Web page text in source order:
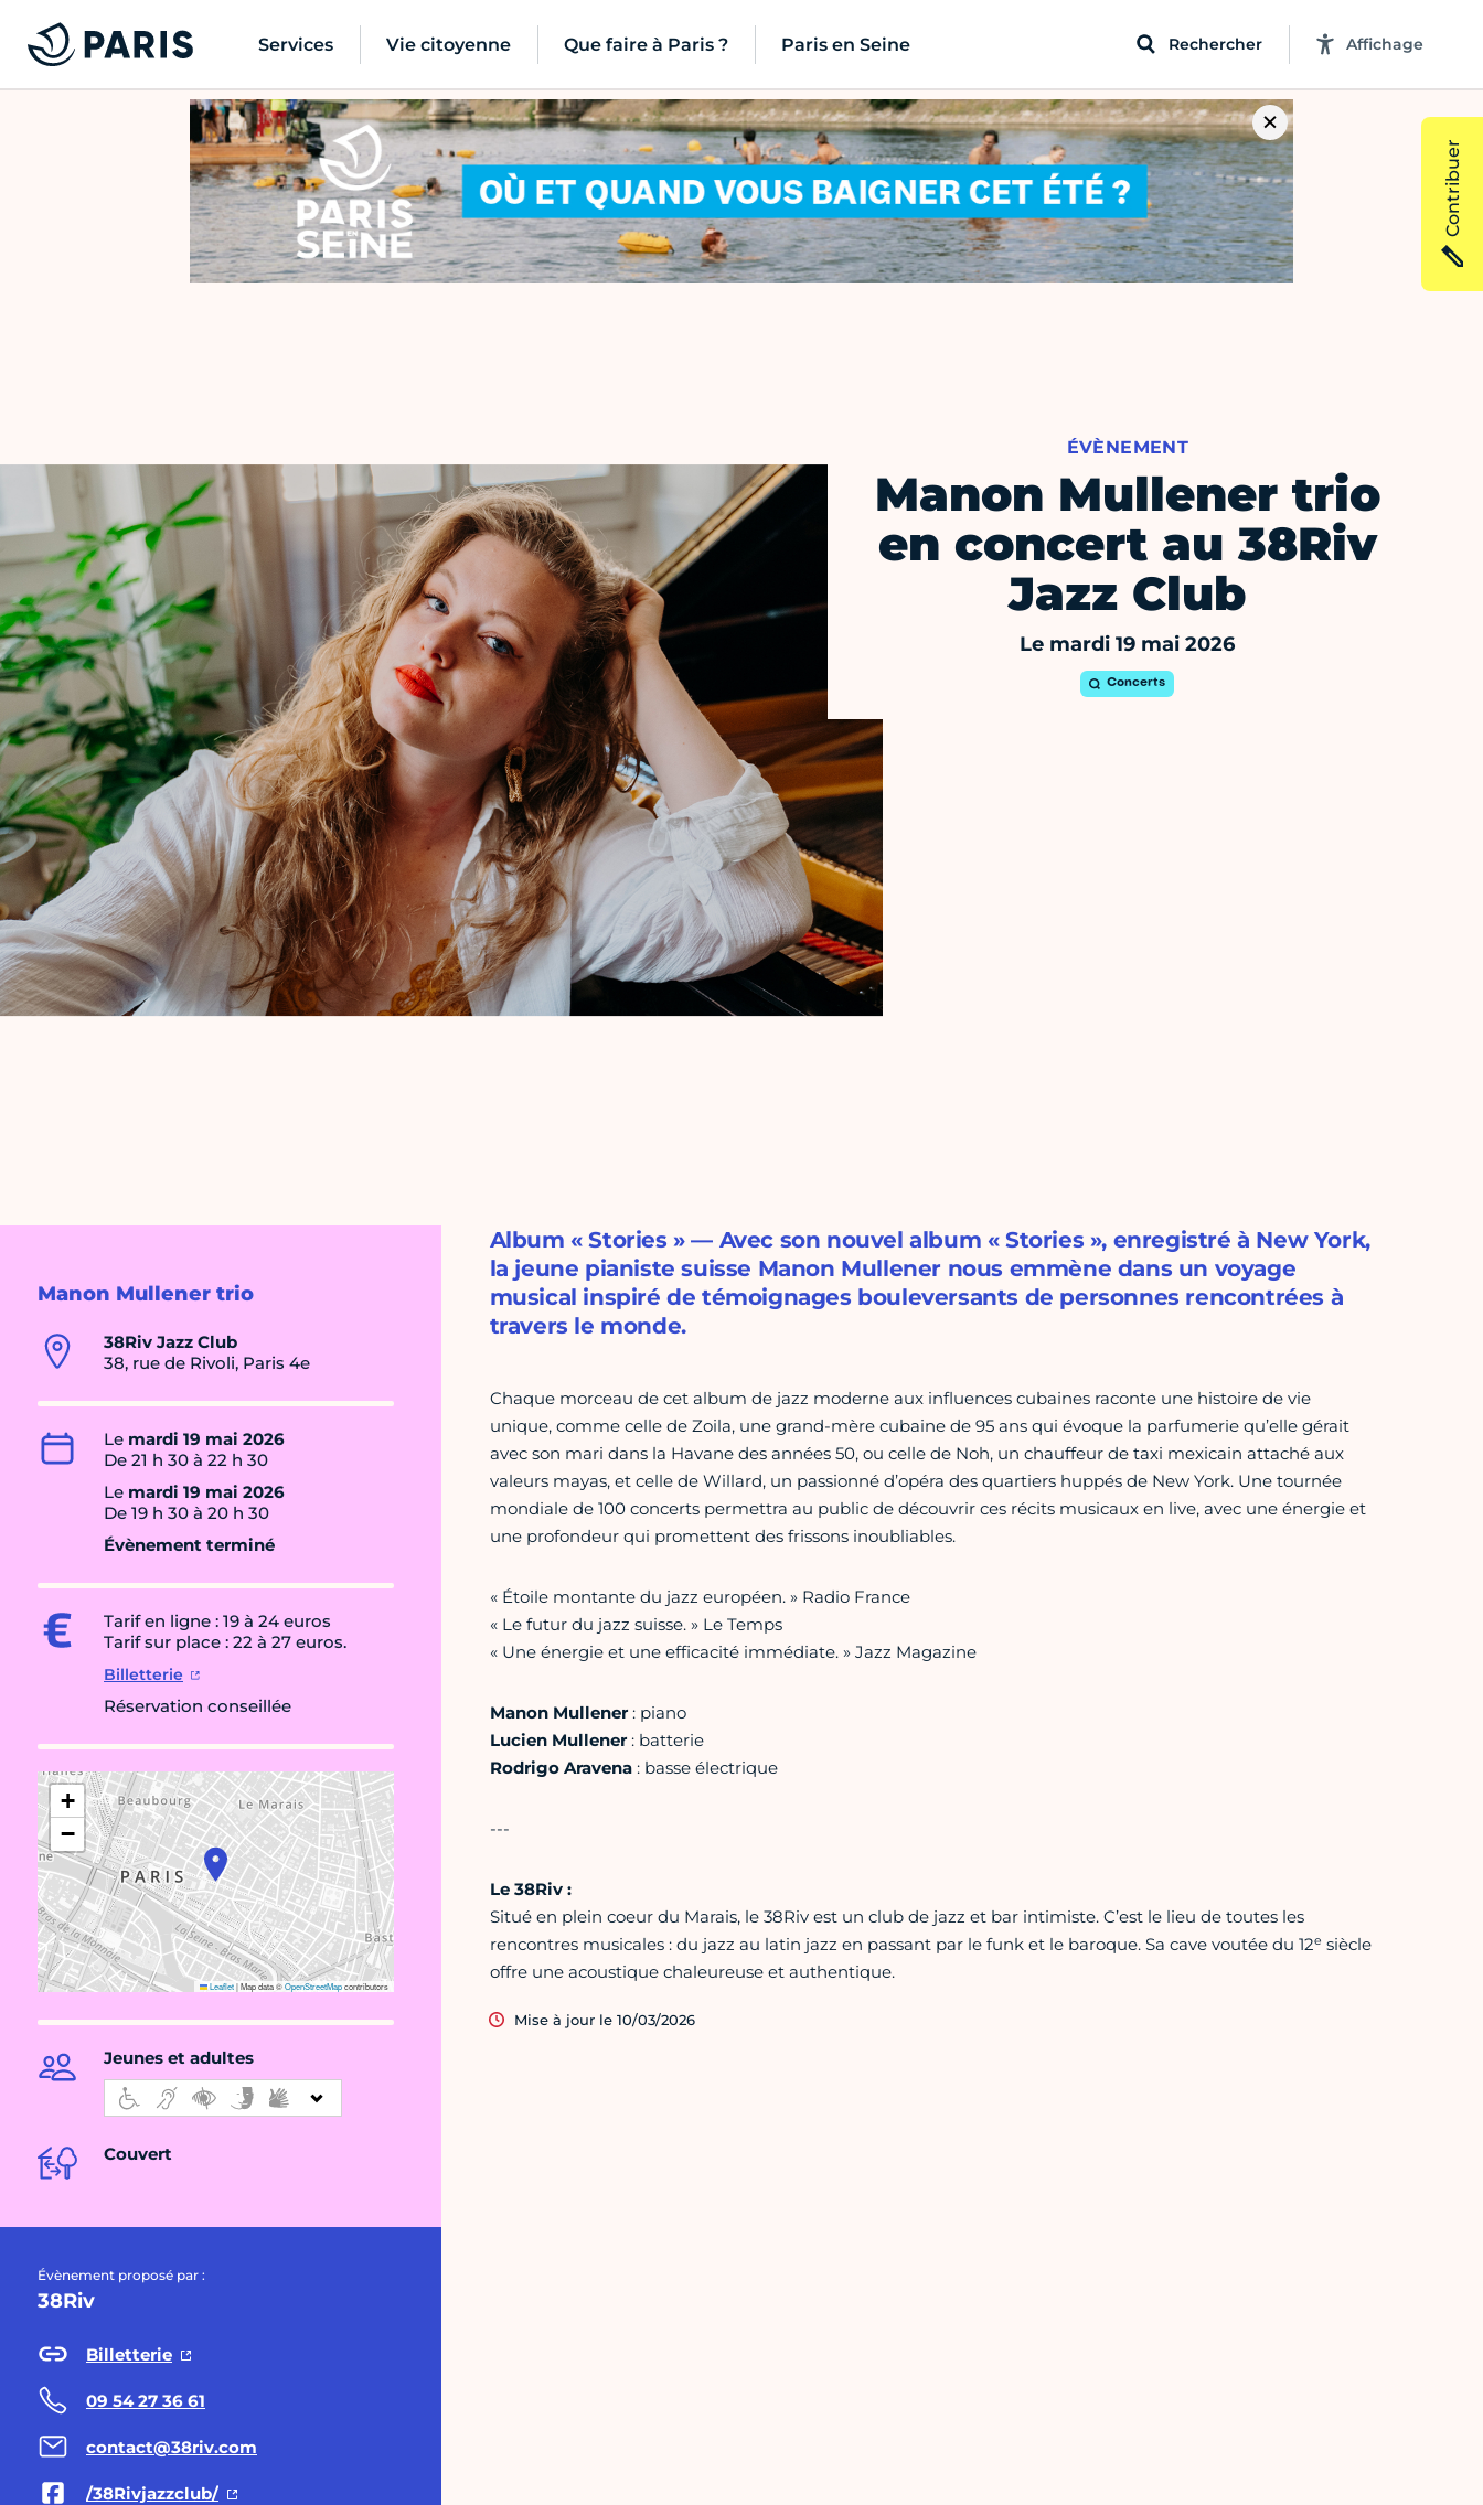
Services Vie citoyenne Que faire à Paris ? Paris en Seine Rechercher Affichage
ÉVÈNEMENT
Manon Mullener trio
en concert au 38Riv
Jazz Club
Le mardi 19 mai 2026
Concerts
Manon Mullener trio
38Riv Jazz Club
38, rue de Rivoli, Paris 4e
Le mardi 19 mai 2026
De 21 h 30 à 22 h 30
Le mardi 19 mai 2026
De 19 h 30 à 20 h 30
Évènement terminé
Tarif en ligne : 19 à 24 euros
Tarif sur place : 22 à 27 euros.
Billetterie
Réservation conseillée
+
−
Leaflet|Map data ©OpenStreetMapcontributors
Jeunes et adultes
Couvert
Évènement proposé par :
38Riv
Billetterie
09 54 27 36 61
contact@38riv.com
/38Rivjazzclub/
Album « Stories » — Avec son nouvel album « Stories », enregistré à New York,
la jeune pianiste suisse Manon Mullener nous emmène dans un voyage
musical inspiré de témoignages bouleversants de personnes rencontrées à
travers le monde.
Chaque morceau de cet album de jazz moderne aux influences cubaines raconte une histoire de vie
unique, comme celle de Zoila, une grand-mère cubaine de 95 ans qui évoque la parfumerie qu’elle gérait
avec son mari dans la Havane des années 50, ou celle de Noh, un chauffeur de taxi mexicain attaché aux
valeurs mayas, et celle de Willard, un passionné d’opéra des quartiers huppés de New York. Une tournée
mondiale de 100 concerts permettra au public de découvrir ces récits musicaux en live, avec une énergie et
une profondeur qui promettent des frissons inoubliables.
« Étoile montante du jazz européen. » Radio France
« Le futur du jazz suisse. » Le Temps
« Une énergie et une efficacité immédiate. » Jazz Magazine
Manon Mullener: piano
Lucien Mullener: batterie
Rodrigo Aravena: basse électrique
---
Le 38Riv :
Situé en plein coeur du Marais, le 38Riv est un club de jazz et bar intimiste. C’est le lieu de toutes les
rencontres musicales : du jazz au latin jazz en passant par le funk et le baroque. Sa cave voutée du 12e siècle
offre une acoustique chaleureuse et authentique.
Mise à jour le 10/03/2026
Contribuer